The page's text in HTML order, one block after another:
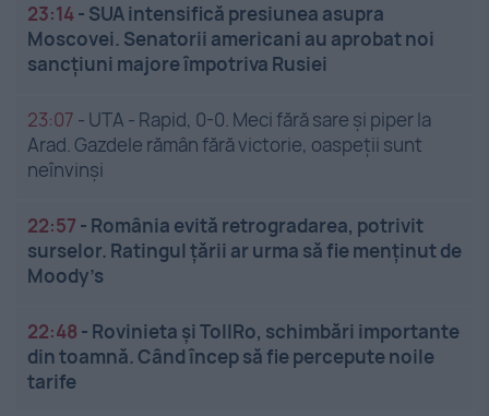
23:14- SUA intensifică presiunea asupra
Moscovei. Senatorii americani au aprobat noi
sancțiuni majore împotriva Rusiei
23:07 - UTA - Rapid, 0-0. Meci fără sare și piper la
Arad. Gazdele rămân fără victorie, oaspeții sunt
neînvinși
22:57 - România evită retrogradarea, potrivit
surselor. Ratingul țării ar urma să fie menținut de
Moody’s
22:48 - Rovinieta și TollRo, schimbări importante
din toamnă. Când încep să fie percepute noile
tarife